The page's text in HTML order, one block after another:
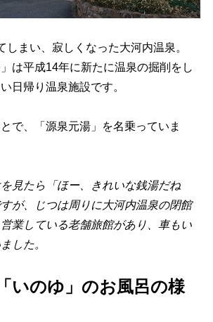
しまい、寂しくなった大河内温泉。
は平成14年に新たに温泉の掘削をし
日帰り温泉施設です。
で、「源泉元湯」を名乗っていま
見たら「ほー、きれいな銭湯だね
が、じつは周りに大河内温泉の閉館
業している老舗旅館があり、車もい
した。
いのゆ」のお風呂の様